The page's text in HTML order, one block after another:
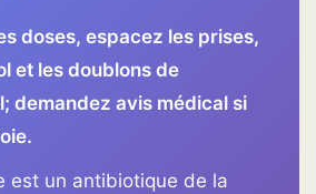
doses, espacez les prises,
et les doublons de
demandez avis médical si
est un antibiotique de la